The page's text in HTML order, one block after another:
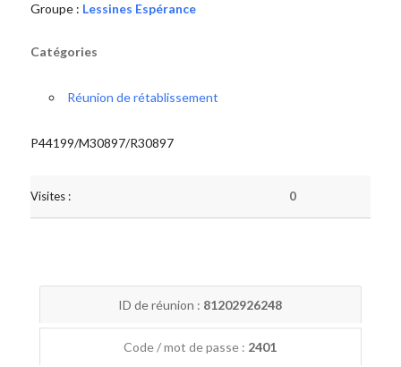
Groupe : Lessines Espérance
Catégories
Réunion de rétablissement
P44199/M30897/R30897
Visites : 0
ID de réunion : 81202926248
Code / mot de passe : 2401